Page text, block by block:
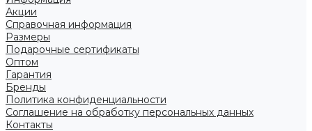
Акции
Справочная информация
Размеры
Подарочные сертификаты
Оптом
Гарантия
Бренды
Политика конфиденциальности
Соглашение на обработку персональных данных
Контакты